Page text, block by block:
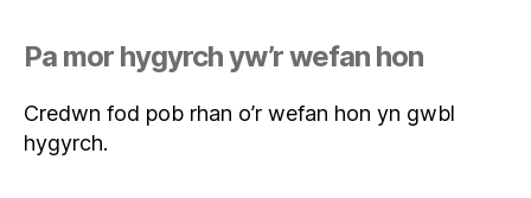
Pa mor hygyrch yw’r wefan hon
Credwn fod pob rhan o’r wefan hon yn gwbl
hygyrch.